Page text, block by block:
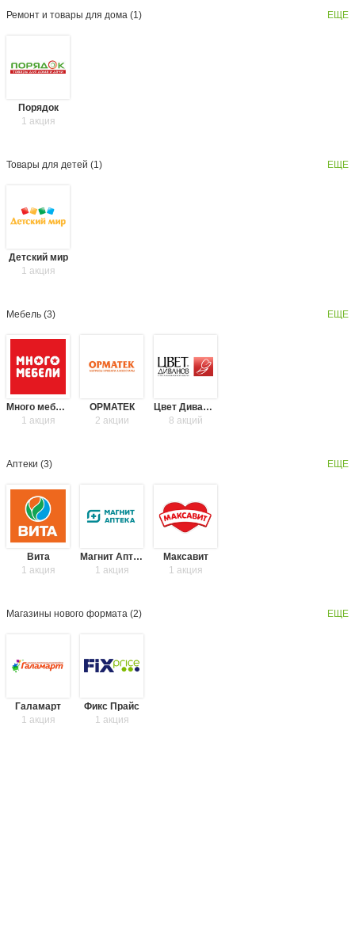
Ремонт и товары для дома (1) ЕЩЕ
Порядок
1 акция
Товары для детей (1) ЕЩЕ
Детский мир
1 акция
Мебель (3) ЕЩЕ
Много мебели
1 акция
ОРМАТЕК
2 акции
Цвет Диванов
8 акций
Аптеки (3) ЕЩЕ
Вита
1 акция
Магнит Аптека
1 акция
Максавит
1 акция
Магазины нового формата (2) ЕЩЕ
Галамарт
1 акция
Фикс Прайс
1 акция